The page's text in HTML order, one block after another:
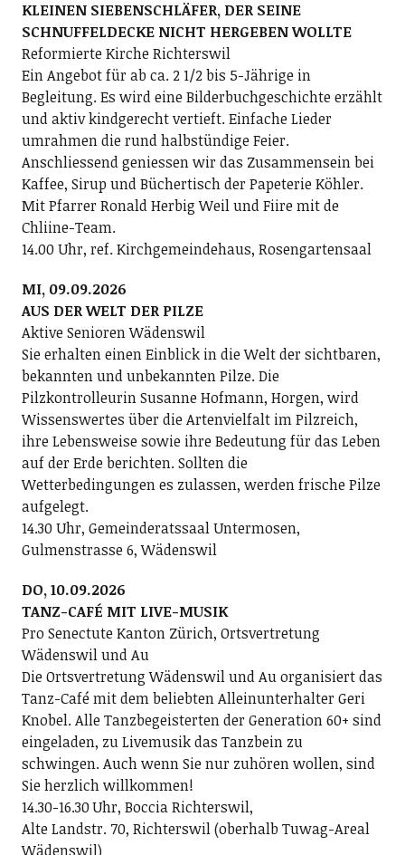
KLEINEN SIEBENSCHLÄFER, DER SEINE
SCHNUFFELDECKE NICHT HERGEBEN WOLLTE
Reformierte Kirche Richterswil
Ein Angebot für ab ca. 2 1/2 bis 5-Jährige in
Begleitung. Es wird eine Bilderbuchgeschichte erzählt
und aktiv kindgerecht vertieft. Einfache Lieder
umrahmen die rund halbstündige Feier.
Anschliessend geniessen wir das Zusammensein bei
Kaffee, Sirup und Büchertisch der Papeterie Köhler.
Mit Pfarrer Ronald Herbig Weil und Fiire mit de
Chliine-Team.
14.00 Uhr, ref. Kirchgemeindehaus, Rosengartensaal
MI, 09.09.2026
AUS DER WELT DER PILZE
Aktive Senioren Wädenswil
Sie erhalten einen Einblick in die Welt der sichtbaren,
bekannten und unbekannten Pilze. Die
Pilzkontrolleurin Susanne Hofmann, Horgen, wird
Wissenswertes über die Artenvielfalt im Pilzreich,
ihre Lebensweise sowie ihre Bedeutung für das Leben
auf der Erde berichten. Sollten die
Wetterbedingungen es zulassen, werden frische Pilze
aufgelegt.
14.30 Uhr, Gemeinderatssaal Untermosen,
Gulmenstrasse 6, Wädenswil
DO, 10.09.2026
TANZ-CAFÉ MIT LIVE-MUSIK
Pro Senectute Kanton Zürich, Ortsvertretung
Wädenswil und Au
Die Ortsvertretung Wädenswil und Au organisiert das
Tanz-Café mit dem beliebten Alleinunterhalter Geri
Knobel. Alle Tanzbegeisterten der Generation 60+ sind
eingeladen, zu Livemusik das Tanzbein zu
schwingen. Auch wenn Sie nur zuhören wollen, sind
Sie herzlich willkommen!
14.30-16.30 Uhr, Boccia Richterswil,
Alte Landstr. 70, Richterswil (oberhalb Tuwag-Areal
Wädenswil)